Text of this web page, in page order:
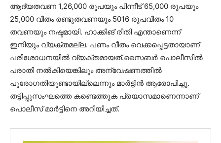
ആദ്യതവണ 1,26,000 രൂപയും പിന്നീട് 65,000 രൂപയും
25,000 വീതം രണ്ടുതവണയും 5016 രൂപവീതം 10
തവണയും നഷ്ടമായി. ഹാക്കിങ് രീതി എന്താണെന്ന്
ഇനിയും വ്യക്തമല്ല. പണം വീതം വെക്കപ്പെട്ടതായാണ്
പരിശോധനയില്‍ വ്യക്തമായത്.സൈബര്‍ പൊലീസില്‍
പരാതി നല്‍കിയെങ്കിലും അന്വേഷണത്തില്‍
പുരോഗതിയുണ്ടായില്ലെന്നും മാര്‍ട്ടിന്‍ ആരോപിച്ചു.
തട്ടിപ്പുസംഘത്തെ കണ്ടെത്തുക പ്രയാസമാണെന്നാണ്
പൊലീസ് മാർട്ടിനെ അറിയിച്ചത്.